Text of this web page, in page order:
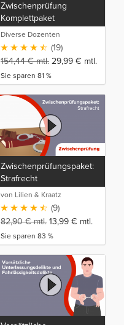
Zwischenprüfung
Komplettpaket
Diverse Dozenten
(19)
154,44€mtl. 29,99 € mtl.
Sie sparen 81 %
Zwischenprüfungspaket:
Strafrecht
von Lilien & Kraatz
(9)
82,90€mtl. 13,99 € mtl.
Sie sparen 83 %